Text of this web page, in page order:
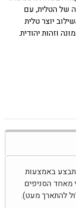
של הטלית, עם
יוצר טלית
וזהות יהודית.
והוא מתבצע באמצעות
מאחד הסניפים
להתארך מעט).